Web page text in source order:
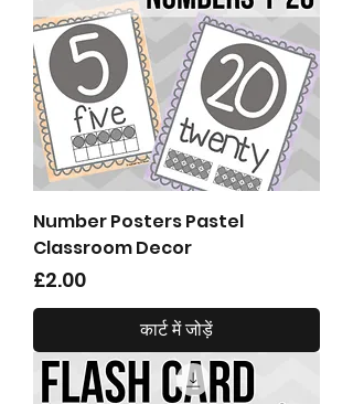
Number Posters Pastel
Classroom Decor
मूल्य
£2.00
कार्ट में जोड़ें